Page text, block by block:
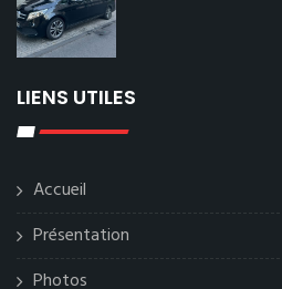
LIENS UTILES
Accueil
Présentation
Photos